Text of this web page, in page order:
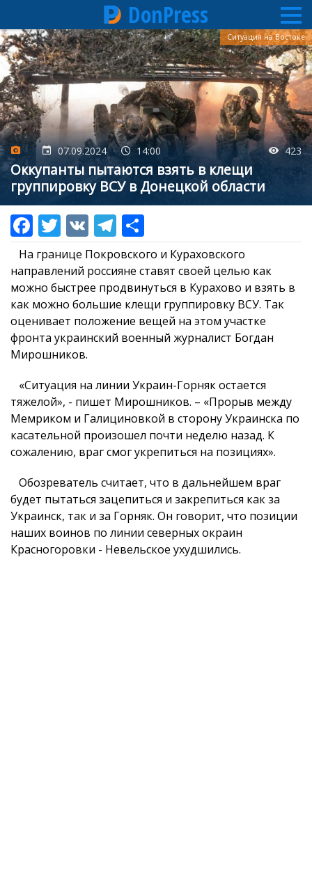
Перейти
к
основному
содержанию
DonPress
07.09.2024 14:00 423
Оккупанты пытаются взять в клещи
группировку ВСУ в Донецкой области
Ситуация на Востоке
На границе Покровского и Кураховского
направлений россияне ставят своей целью как
можно быстрее продвинуться в Курахово и взять в
как можно большие клещи группировку ВСУ. Так
оценивает положение вещей на этом участке
фронта украинский военный журналист Богдан
Мирошников.
«Ситуация на линии Украин-Горняк остается
тяжелой», - пишет Мирошников. – «Прорыв между
Мемриком и Галициновкой в сторону Украинска по
касательной произошел почти неделю назад. К
сожалению, враг смог укрепиться на позициях».
Обозреватель считает, что в дальнейшем враг
будет пытаться зацепиться и закрепиться как за
Украинск, так и за Горняк. Он говорит, что позиции
наших воинов по линии северных окраин
Красногоровки - Невельское ухудшились.